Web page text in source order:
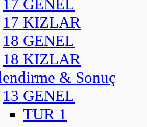
17 GENEL
17 KIZLAR
18 GENEL
18 KIZLAR
& Sonuç
13 GENEL
TUR 1